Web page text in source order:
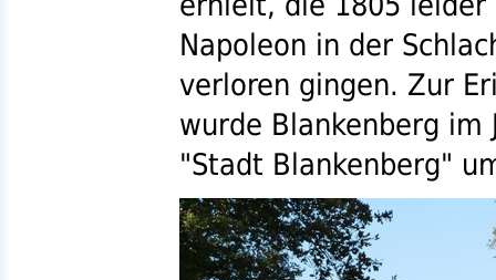
Napoleon in der
verloren gingen. Zur
wurde Blankenberg im
"Stadt Blankenberg"